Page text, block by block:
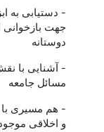
- دستیابی به
جهت بازخوانی
دوستانه
- آشنایی با
مسائل جامعه
- هم مسیری
و اخلاقی